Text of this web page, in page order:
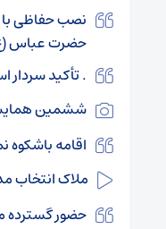
حضرت عباس
. تأکید سردار
ششمین
اقامه باشکوه
ملاک انتخاب
حضور گسترده